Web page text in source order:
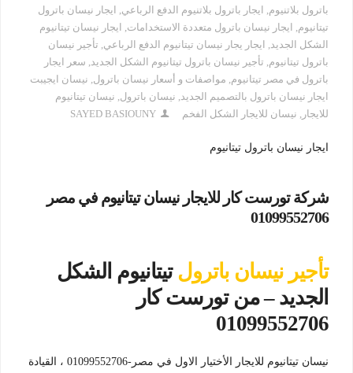
باترول بلاتنيوم, ايجار باترول بلاتنيوم الدفع الرباعي, ايجار نيسان باترول
تيتانيوم, ايجار نيسان باترول متعددة الاستخدامات, ايجار نيسان تيتانيوم
الشكل الجديد, ايجار يجار نيسان تيتانيوم الدفع الرباعي, تأجير نيسان
باترول تيتانيوم, تأجير نيسان باترول تيتانيوم الشكل الجديد, سعر ايجار
باترول في مصر تيتانيوم, مواصفات و أسعار نيسان باترول, نيسان ايجيبت
ايجار نيسان باترول بالتصميم الجديد, نيسان باترول, نيسان تيتانيوم
للايجار , نيسان للايجار الشكل الفخم SAYED BASIOUNY
ايجار نيسان باترول تيتانيوم
شركة تورست كار للايجار نيسان تيتانيوم في مصر
01099552706
تأجير نيسان باترول تيتانيوم الشكل
الجديد – من تورست كار
01099552706
نيسان تيتانيوم للايجار الأختيار الاول في مصر-01099552706 ، القيادة